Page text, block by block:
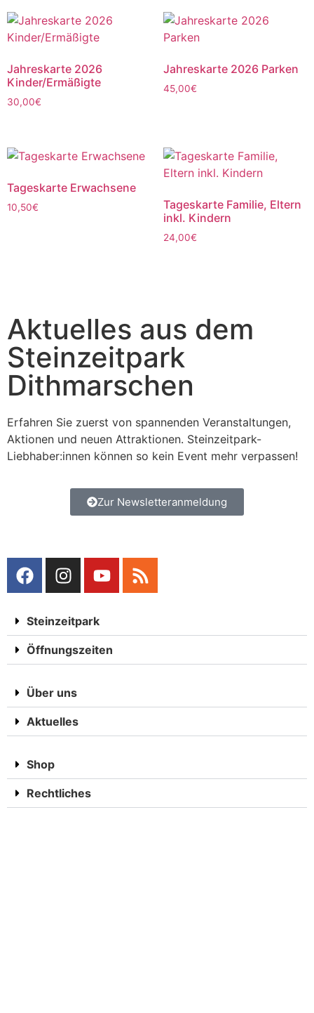
Jahreskarte 2026
Kinder/Ermäßigte
30,00€
Jahreskarte 2026 Parken
45,00€
Tageskarte Erwachsene
10,50€
Tageskarte Familie, Eltern
inkl. Kindern
24,00€
Aktuelles aus dem
Steinzeitpark
Dithmarschen
Erfahren Sie zuerst von spannenden Veranstaltungen,
Aktionen und neuen Attraktionen. Steinzeitpark-
Liebhaber:innen können so kein Event mehr verpassen!
Zur Newsletteranmeldung
Steinzeitpark
Öffnungszeiten
Über uns
Aktuelles
Shop
Rechtliches